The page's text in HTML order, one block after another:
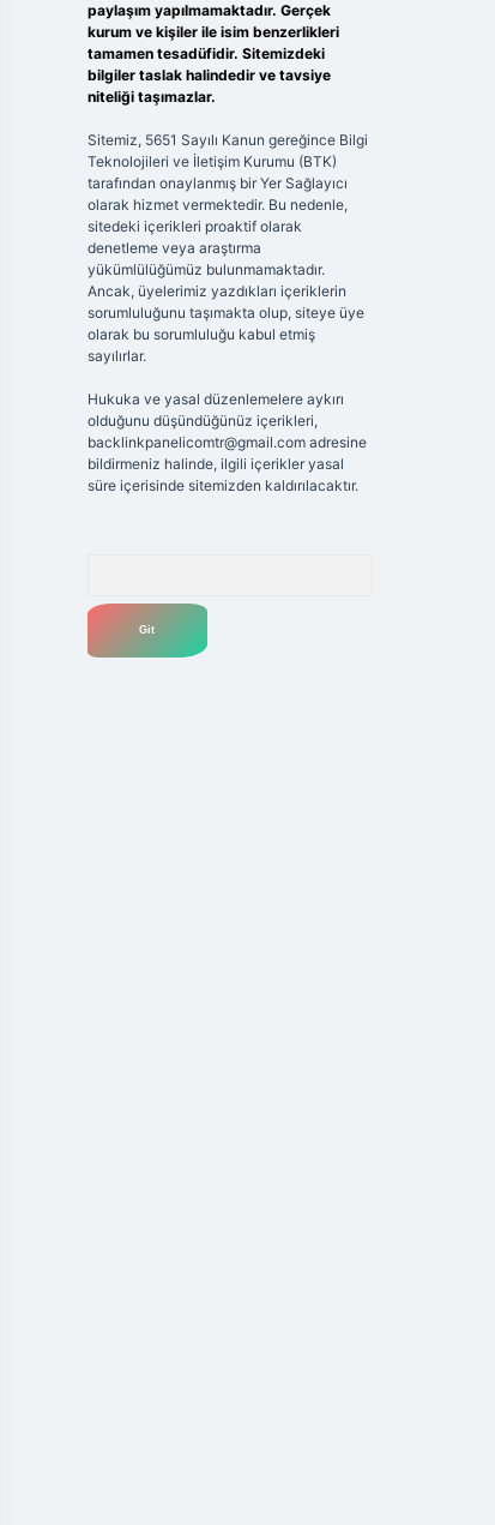
paylaşım yapılmamaktadır. Gerçek
kurum ve kişiler ile isim benzerlikleri
tamamen tesadüfidir. Sitemizdeki
bilgiler taslak halindedir ve tavsiye
niteliği taşımazlar.
Sitemiz, 5651 Sayılı Kanun gereğince Bilgi
Teknolojileri ve İletişim Kurumu (BTK)
tarafından onaylanmış bir Yer Sağlayıcı
olarak hizmet vermektedir. Bu nedenle,
sitedeki içerikleri proaktif olarak
denetleme veya araştırma
yükümlülüğümüz bulunmamaktadır.
Ancak, üyelerimiz yazdıkları içeriklerin
sorumluluğunu taşımakta olup, siteye üye
olarak bu sorumluluğu kabul etmiş
sayılırlar.
Hukuka ve yasal düzenlemelere aykırı
olduğunu düşündüğünüz içerikleri,
backlinkpanelicomtr@gmail.comadresine
bildirmeniz halinde, ilgili içerikler yasal
süre içerisinde sitemizden kaldırılacaktır.